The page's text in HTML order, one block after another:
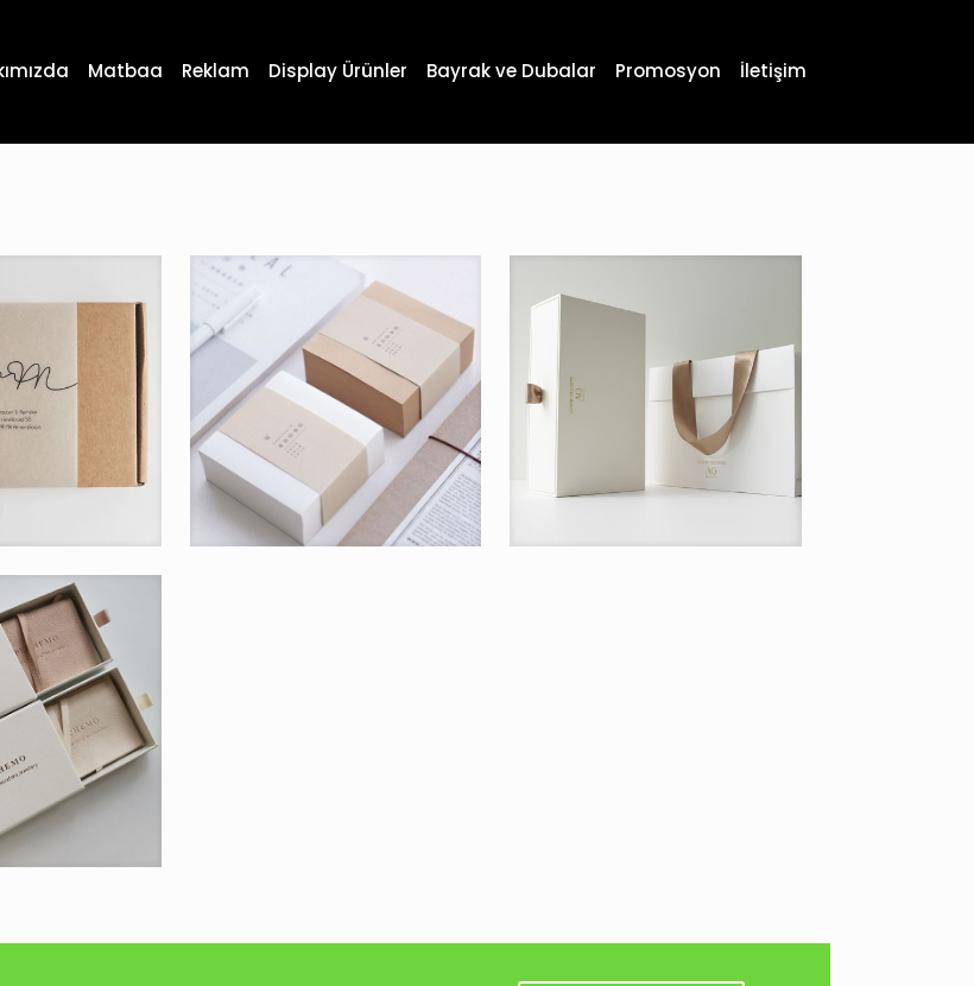
Matbaa Reklam Display Ürünler Bayrak ve Dubalar Promosyon İletişim